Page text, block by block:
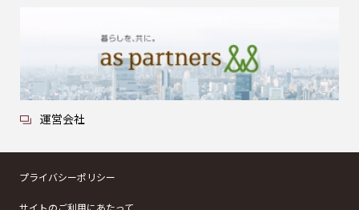
運営会社
プライバシーポリシー